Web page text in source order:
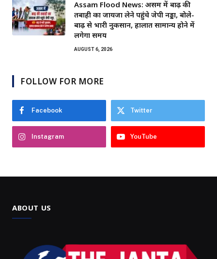
Assam Flood News: असम में बाढ़ की
तबाही का जायजा लेने पहुंचे जेपी नड्डा, बोले-
बाढ़ से भारी नुकसान, हालात सामान्य होने में
लगेगा समय
AUGUST 6, 2026
FOLLOW FOR MORE
Facebook Twitter
Instagram YouTube
ABOUT US